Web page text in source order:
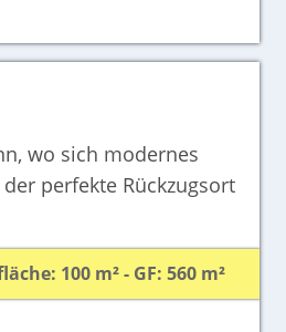
wo sich modernes
perfekte Rückzugsort
100 m² - GF: 560 m²